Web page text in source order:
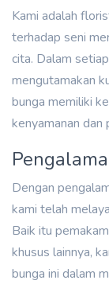
Kami adalah
terhadap seni
cita. Dalam
mengutamakan
bunga memiliki
kenyamanan
Dengan
kami telah
Baik itu
khusus lainnya,
bunga ini dalam